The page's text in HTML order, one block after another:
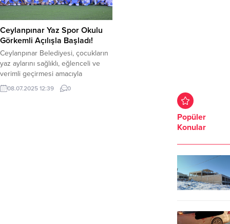
süredir hissedilen bir eksikliği
gidererek çiftçilerin verimliliğine
doğrudan katkı sağladı. Yatırımın
toplam tutarı 18,6 milyon TL...
Ceylanpınar Yaz Spor Okulu
Görkemli Açılışla Başladı!
Ceylanpınar Belediyesi, çocukların
yaz aylarını sağlıklı, eğlenceli ve
verimli geçirmesi amacıyla
düzenlediği Yaz Spor Okulu, 15
Temmuz Mahallesi’ndeki spor
08.07.2025 12:39 0
Popüler
Konular